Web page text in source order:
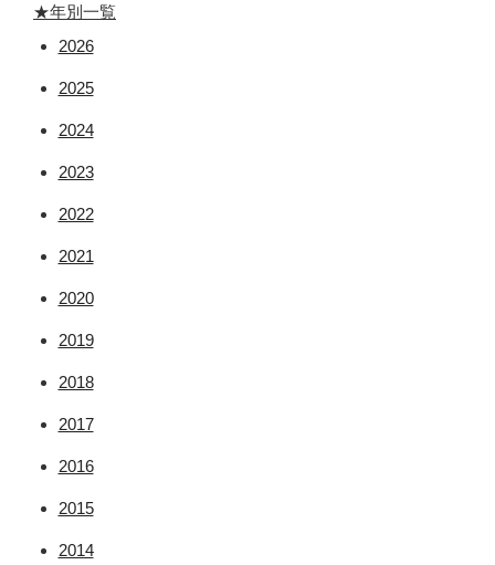
★年別一覧
2026
2025
2024
2023
2022
2021
2020
2019
2018
2017
2016
2015
2014